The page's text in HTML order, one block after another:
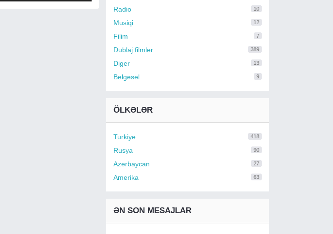
Radio 10
Musiqi 12
Filim 7
Dublaj filmler 389
Diger 13
Belgesel 9
ÖLKƏLƏR
Turkiye 418
Rusya 90
Azerbaycan 27
Amerika 63
ƏN SON MESAJLAR